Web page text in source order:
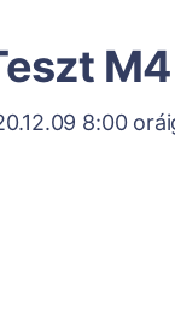
M4
8:00